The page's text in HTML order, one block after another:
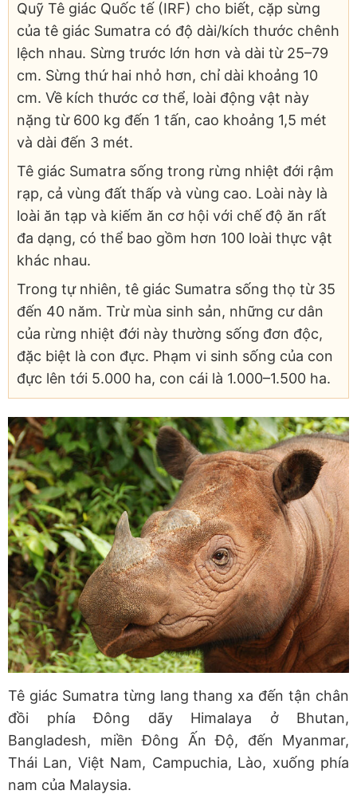
Quỹ Tê giác Quốc tế (IRF) cho biết, cặp sừng
của tê giác Sumatra có độ dài/kích thước chênh
lệch nhau. Sừng trước lớn hơn và dài từ 25–79
cm. Sừng thứ hai nhỏ hơn, chỉ dài khoảng 10
cm. Về kích thước cơ thể, loài động vật này
nặng từ 600 kg đến 1 tấn, cao khoảng 1,5 mét
và dài đến 3 mét.
Tê giác Sumatra sống trong rừng nhiệt đới rậm
rạp, cả vùng đất thấp và vùng cao. Loài này là
loài ăn tạp và kiếm ăn cơ hội với chế độ ăn rất
đa dạng, có thể bao gồm hơn 100 loài thực vật
khác nhau.
Trong tự nhiên, tê giác Sumatra sống thọ từ 35
đến 40 năm. Trừ mùa sinh sản, những cư dân
của rừng nhiệt đới này thường sống đơn độc,
đặc biệt là con đực. Phạm vi sinh sống của con
đực lên tới 5.000 ha, con cái là 1.000–1.500 ha.
Tê giác Sumatra từng lang thang xa đến tận chân
đồi phía Đông dãy Himalaya ở Bhutan,
Bangladesh, miền Đông Ấn Độ, đến Myanmar,
Thái Lan, Việt Nam, Campuchia, Lào, xuống phía
nam của Malaysia.